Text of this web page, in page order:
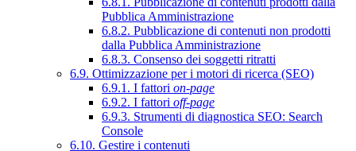
Pubblica Amministrazione
6.8.2. Pubblicazione di contenuti non prodotti
dalla Pubblica Amministrazione
6.8.3. Consenso dei soggetti ritratti
6.9. Ottimizzazione per i motori di ricerca (SEO)
6.9.1. I fattori on-page
6.9.2. I fattori off-page
6.9.3. Strumenti di diagnostica SEO: Search
Console
6.10. Gestire i contenuti